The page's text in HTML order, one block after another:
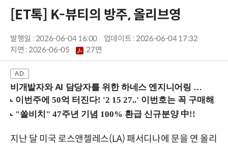
[ET톡] K-뷰티의 방주, 올리브영
발행일 : 2026-06-04 16:00
업데이트 : 2026-06-04 17:32
지면 :2026-06-05 27면
비개발자와 AI 담당자를 위한 하네스 엔지니어링 입문과정 (8/20 신논현역)
지난 달 미국 로스앤젤레스(LA) 패서디나에 문을 연 올리